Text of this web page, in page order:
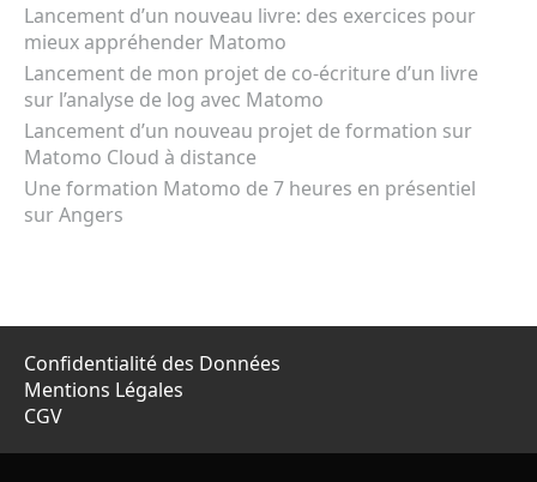
Lancement d’un nouveau livre: des exercices pour
mieux appréhender Matomo
Lancement de mon projet de co-écriture d’un livre
sur l’analyse de log avec Matomo
Lancement d’un nouveau projet de formation sur
Matomo Cloud à distance
Une formation Matomo de 7 heures en présentiel
sur Angers
Confidentialité des Données
Mentions Légales
CGV